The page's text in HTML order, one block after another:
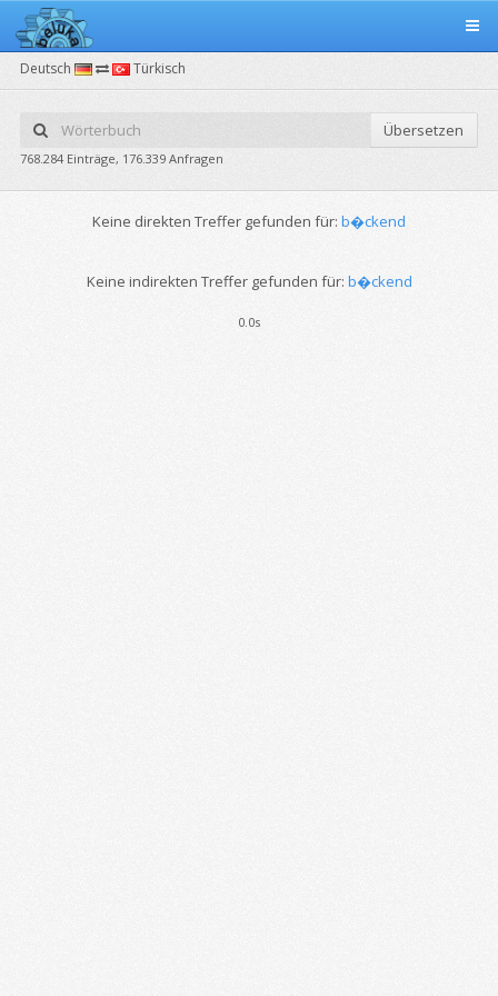
Deutsch Türkisch
Übersetzen
768.284 Einträge, 176.339 Anfragen
Keine direkten Treffer gefunden für: b�ckend
Keine indirekten Treffer gefunden für: b�ckend
0.0s